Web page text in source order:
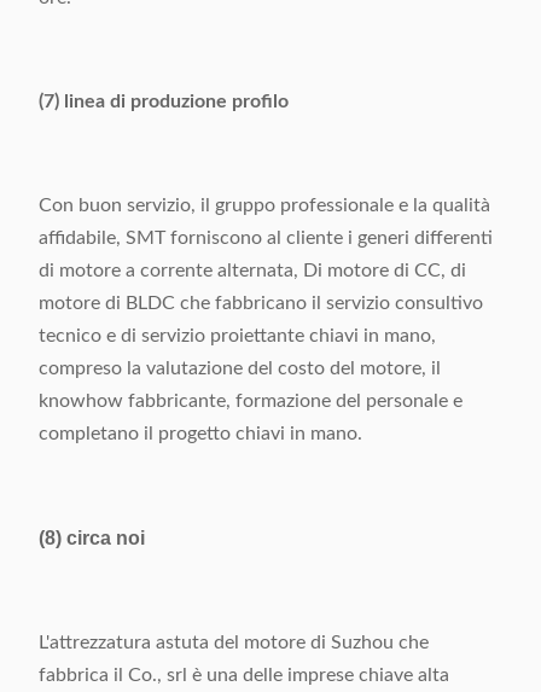
(7) linea di produzione profilo
Con buon servizio, il gruppo professionale e la qualità
affidabile, SMT forniscono al cliente i generi differenti
di motore a corrente alternata, Di motore di CC, di
motore di BLDC che fabbricano il servizio consultivo
tecnico e di servizio proiettante chiavi in mano,
compreso la valutazione del costo del motore, il
knowhow fabbricante, formazione del personale e
completano il progetto chiavi in mano.
(8) circa noi
L'attrezzatura astuta del motore di Suzhou che
fabbrica il Co., srl è una delle imprese chiave alta